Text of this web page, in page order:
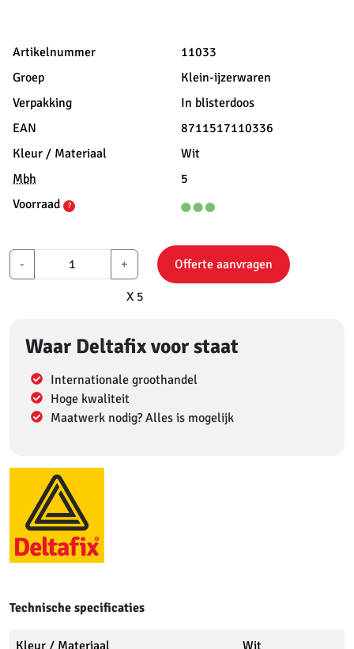
Artikelnummer
11033
Groep
Klein-ijzerwaren
Verpakking
In blisterdoos
EAN
8711517110336
Kleur / Materiaal
Wit
Mbh
5
Voorraad
?
- +
X 5
Offerte aanvragen
Waar Deltafix voor staat
Internationale groothandel
Hoge kwaliteit
Maatwerk nodig? Alles is mogelijk
Technische specificaties
Kleur / Materiaal Wit